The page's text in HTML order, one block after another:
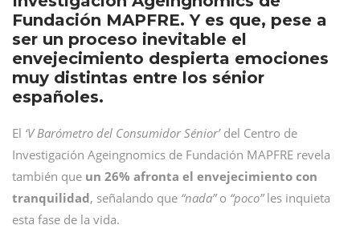
Fundación MAPFRE. Y es que, pese a
ser un proceso inevitable el
envejecimiento despierta emociones
muy distintas entre los sénior
españoles.
El ‘V Barómetro del Consumidor Sénior’del Centro de
Investigación Ageingnomics de Fundación MAPFRE revela
también que un 26% afronta el envejecimiento con
tranquilidad, señalando que “nada”o “poco”les inquieta
esta fase de la vida.